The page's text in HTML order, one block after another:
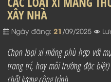
XÂY NHÀ
Ngày đăng: 21 /09/2025
Chọn loại xi măng phù hợp với
trang trí, hay môi trường đặc
chất lượng công trình.